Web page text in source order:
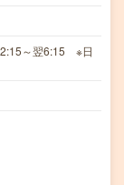
～翌6:15 ※日